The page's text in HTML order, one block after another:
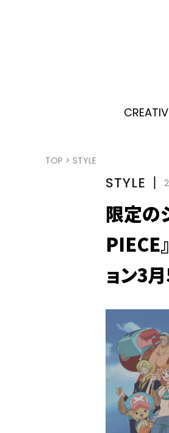
TOP > STYLE
STYLE 丨
限定の
PIECE
ョン3